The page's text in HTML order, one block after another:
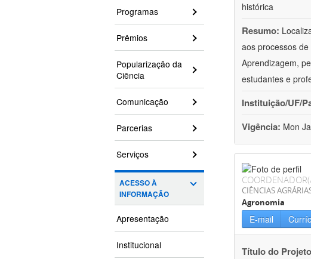
Programas
Prêmios
Popularização da
Ciência
Comunicação
Parcerias
Serviços
ACESSO À
INFORMAÇÃO
Apresentação
Institucional
histórica
Resumo:
aos processos
Aprendizagem,
estudantes e
Instituição/UF/
Vigência: Mon
CIÊNCIAS
Agronomia
E-mail
Título do